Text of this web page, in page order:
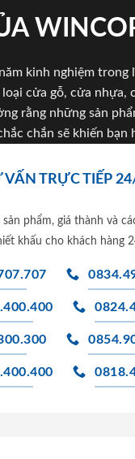
kinh nghiệm trong
cửa gỗ, cửa nhựa,
rằng những sản
chắn sẽ khiến bạn
VẤN TRỰC TIẾP
phẩm, giá thành và
khấu cho khách hàng